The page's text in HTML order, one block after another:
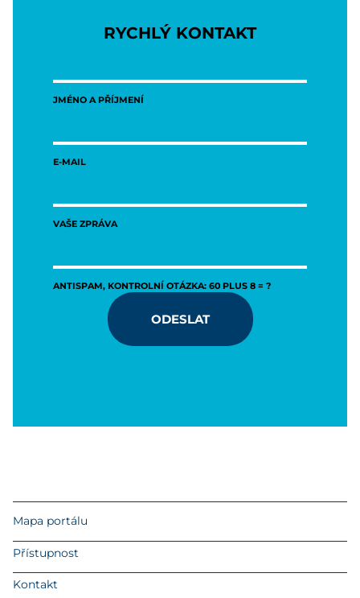
RYCHLÝ KONTAKT
JMÉNO A PŘÍJMENÍ
E-MAIL
VAŠE ZPRÁVA
ANTISPAM, KONTROLNÍ OTÁZKA: 60 PLUS 8 = ?
ODESLAT
Mapa portálu
Přístupnost
Kontakt